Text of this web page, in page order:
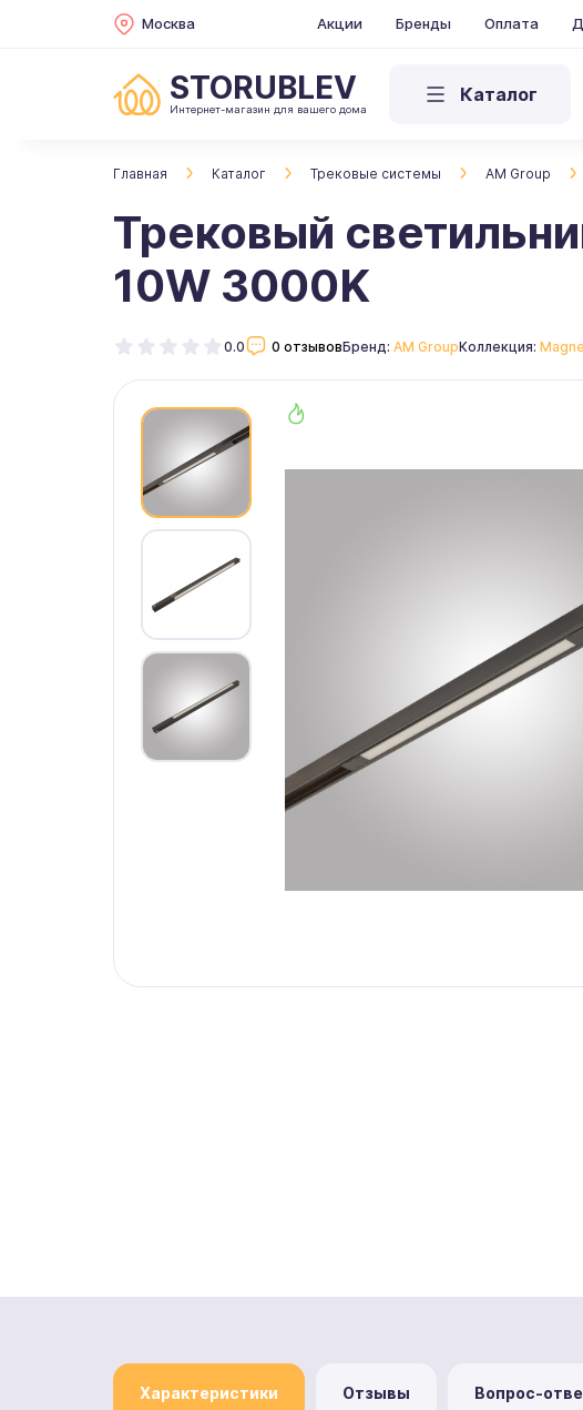
Москва Акции Бренды Оплата
STORUBLEV
Интернет-магазин для вашего дома
Каталог
Главная Каталог Трековые системы AM Group
Трековый
10W 3000K
0.0 0 отзывовБренд: AM GroupКоллекция:
Характеристики Отзывы Вопрос-